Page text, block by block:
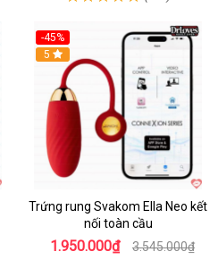
-45%
Hot
5
Trứng rung Svakom Ella Neo kết
nối toàn cầu
1.950.000₫ 3.545.000₫